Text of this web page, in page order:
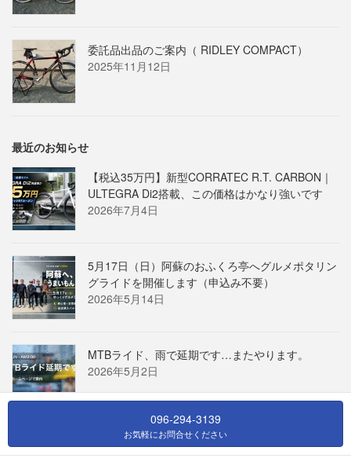
委託品出品のご案内（ RIDLEY COMPACT）
2025年11月12日
最近のお知らせ
【税込35万円】新型CORRATEC R.T. CARBON｜
ULTEGRA Di2搭載、この価格はかなり強いです
2026年7月4日
5月17日（日）阿蘇のおふくろ亭へグルメポタリン
グライドを開催します（申込み不要）
2026年5月14日
MTBライド、雨で延期です…またやります。
2026年5月2日
096-294-3139
お気軽にお問合せください